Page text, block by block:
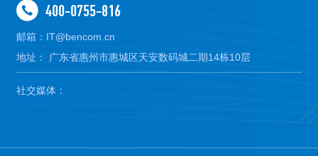
400-0755-816
邮箱：IT@bencom.cn
地址： 广东省惠州市惠城区天安数码城二期14栋10层
社交媒体：